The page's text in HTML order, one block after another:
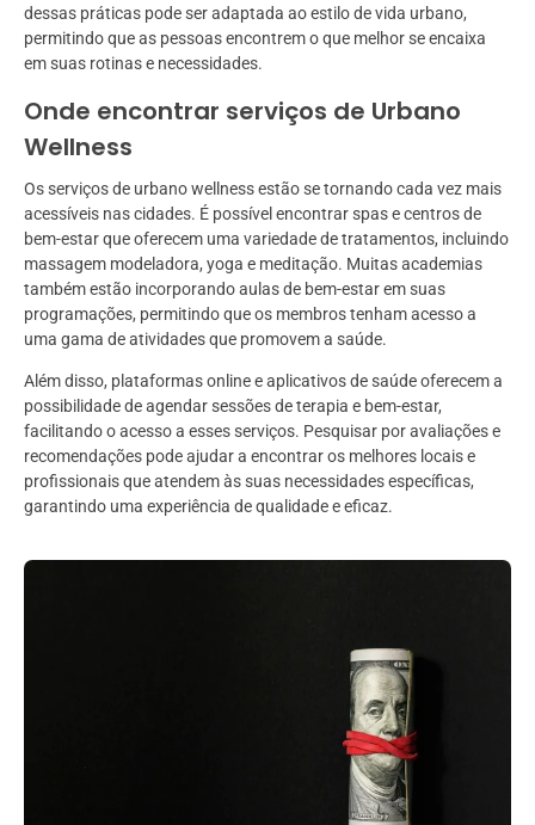
dessas práticas pode ser adaptada ao estilo de vida urbano,
permitindo que as pessoas encontrem o que melhor se encaixa
em suas rotinas e necessidades.
Onde encontrar serviços de Urbano
Wellness
Os serviços de urbano wellness estão se tornando cada vez mais
acessíveis nas cidades. É possível encontrar spas e centros de
bem-estar que oferecem uma variedade de tratamentos, incluindo
massagem modeladora, yoga e meditação. Muitas academias
também estão incorporando aulas de bem-estar em suas
programações, permitindo que os membros tenham acesso a
uma gama de atividades que promovem a saúde.
Além disso, plataformas online e aplicativos de saúde oferecem a
possibilidade de agendar sessões de terapia e bem-estar,
facilitando o acesso a esses serviços. Pesquisar por avaliações e
recomendações pode ajudar a encontrar os melhores locais e
profissionais que atendem às suas necessidades específicas,
garantindo uma experiência de qualidade e eficaz.